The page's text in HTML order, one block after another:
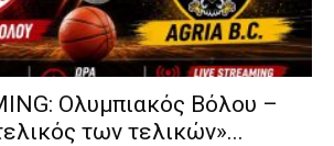
Ολυμπιακός Βόλου –
των τελικών»...